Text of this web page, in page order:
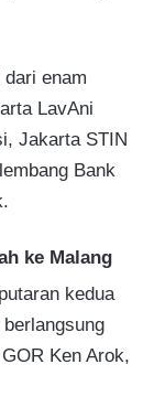
enam
LavAni
Jakarta STIN
Bank
ke Malang
kedua
Ken Arok,